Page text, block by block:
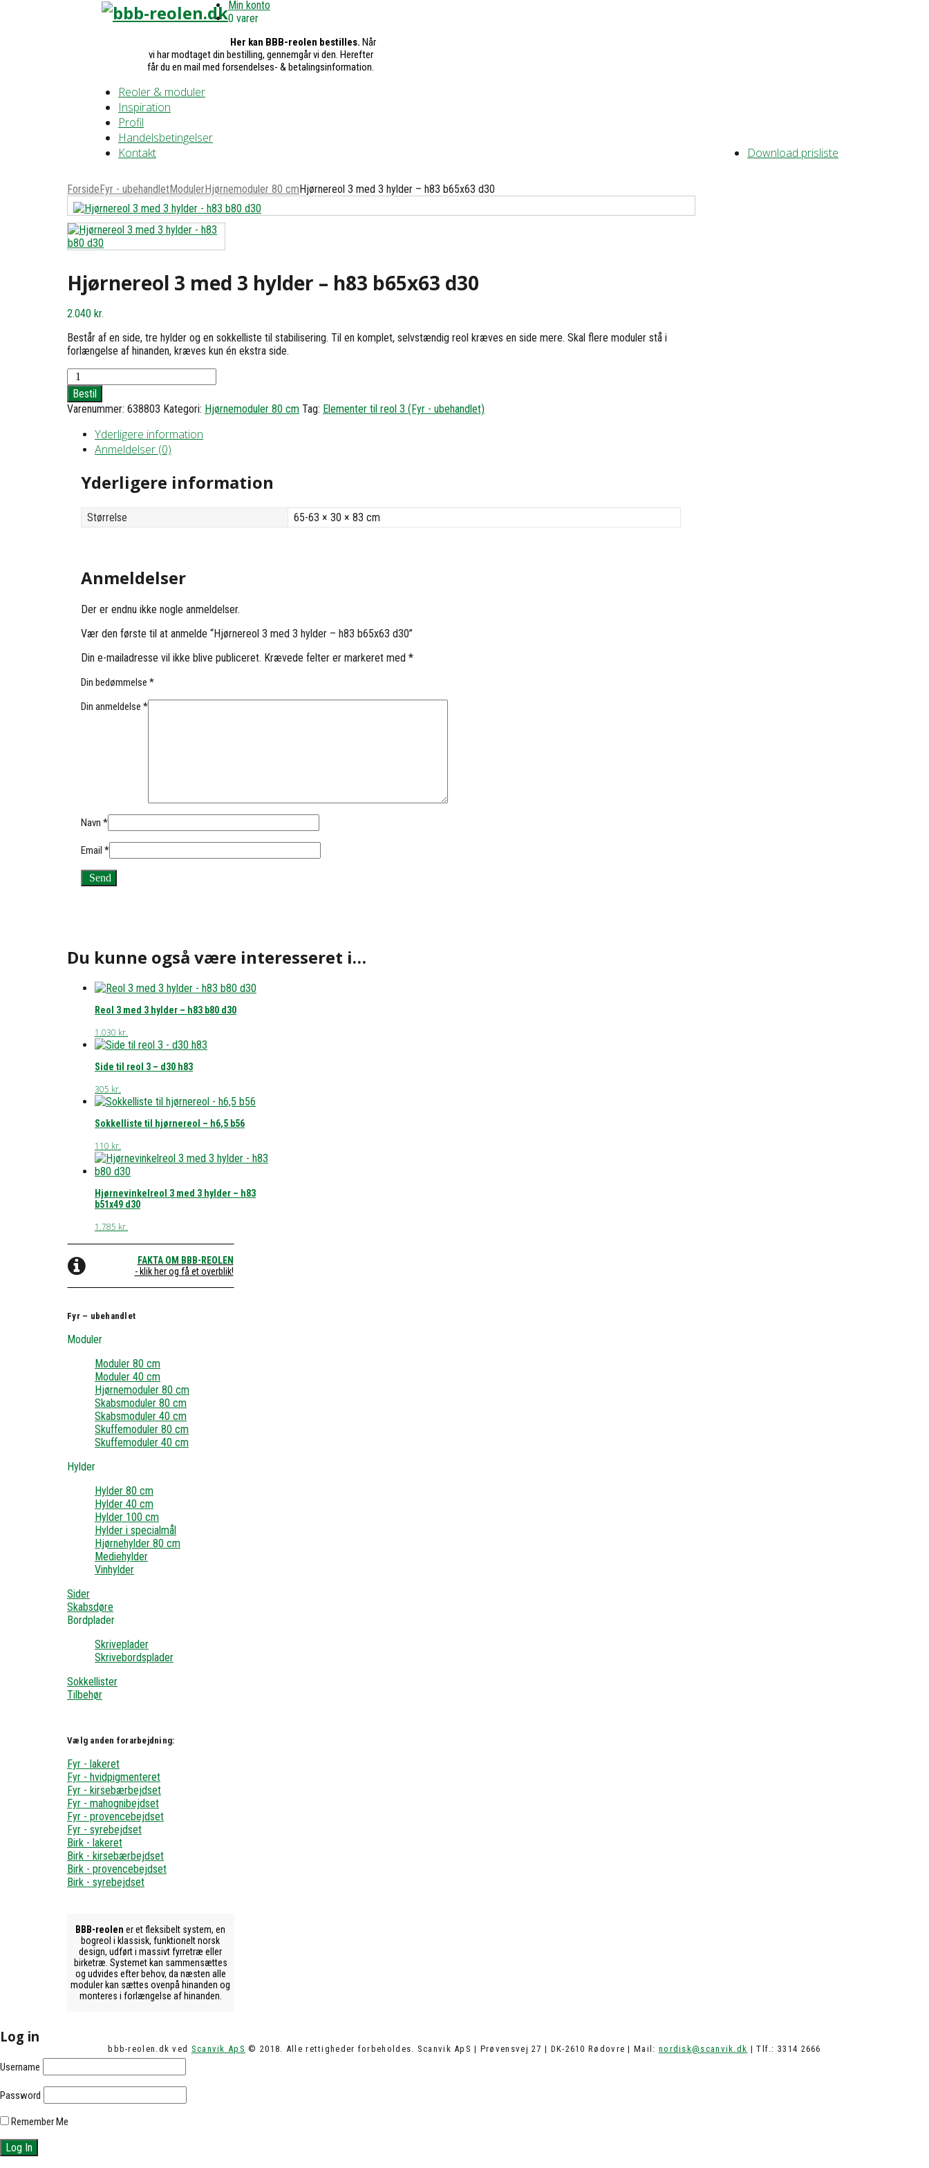
Min konto
0 varer
Her kan BBB-reolen bestilles. Når
vi har modtaget din bestilling, gennemgår vi den. Herefter
får du en mail med forsendelses- & betalingsinformation.
Reoler & moduler
Inspiration
Profil
Handelsbetingelser
Download prisliste
Kontakt
ForsideFyr - ubehandletModulerHjørnemoduler 80 cmHjørnereol 3 med 3 hylder – h83 b65x63 d30
Hjørnereol 3 med 3 hylder – h83 b65x63 d30
2.040 kr.
Består af en side, tre hylder og en sokkelliste til stabilisering. Til en komplet, selvstændig reol kræves en side mere. Skal flere moduler stå i
forlængelse af hinanden, kræves kun én ekstra side.
Hjørnereol
3
med
3
antal
Bestil
Varenummer: 638803 Kategori: Hjørnemoduler 80 cm Tag: Elementer til reol 3 (Fyr - ubehandlet)
Yderligere information
Anmeldelser (0)
Yderligere information
Størrelse 65-63 × 30 × 83 cm
Anmeldelser
Der er endnu ikke nogle anmeldelser.
Vær den første til at anmelde “Hjørnereol 3 med 3 hylder – h83 b65x63 d30”
Din e-mailadresse vil ikke blive publiceret. Krævede felter er markeret med *
Din bedømmelse *
Din anmeldelse *
Navn *
Email *
Du kunne også være interesseret i…
Reol 3 med 3 hylder – h83 b80 d30
1.030 kr.
Side til reol 3 – d30 h83
305 kr.
Sokkelliste til hjørnereol – h6,5 b56
110 kr.
Hjørnevinkelreol 3 med 3 hylder – h83
b51x49 d30
1.785 kr.
FAKTA OM BBB-REOLEN
- klik her og få et overblik!
Fyr – ubehandlet
Moduler
Moduler 80 cm
Moduler 40 cm
Hjørnemoduler 80 cm
Skabsmoduler 80 cm
Skabsmoduler 40 cm
Skuffemoduler 80 cm
Skuffemoduler 40 cm
Hylder
Hylder 80 cm
Hylder 40 cm
Hylder 100 cm
Hylder i specialmål
Hjørnehylder 80 cm
Mediehylder
Vinhylder
Sider
Skabsdøre
Bordplader
Skriveplader
Skrivebordsplader
Sokkellister
Tilbehør
Vælg anden forarbejdning:
Fyr - lakeret
Fyr - hvidpigmenteret
Fyr - kirsebærbejdset
Fyr - mahognibejdset
Fyr - provencebejdset
Fyr - syrebejdset
Birk - lakeret
Birk - kirsebærbejdset
Birk - provencebejdset
Birk - syrebejdset
BBB-reolen er et fleksibelt system, en
bogreol i klassisk, funktionelt norsk
design, udført i massivt fyrretræ eller
birketræ. Systemet kan sammensættes
og udvides efter behov, da næsten alle
moduler kan sættes ovenpå hinanden og
monteres i forlængelse af hinanden.
bbb-reolen.dk ved Scanvik ApS © 2018. Alle rettigheder forbeholdes. Scanvik ApS | Prøvensvej 27 | DK-2610 Rødovre | Mail: nordisk@scanvik.dk | Tlf.: 3314 2666
Log in
Username
Password
Remember Me